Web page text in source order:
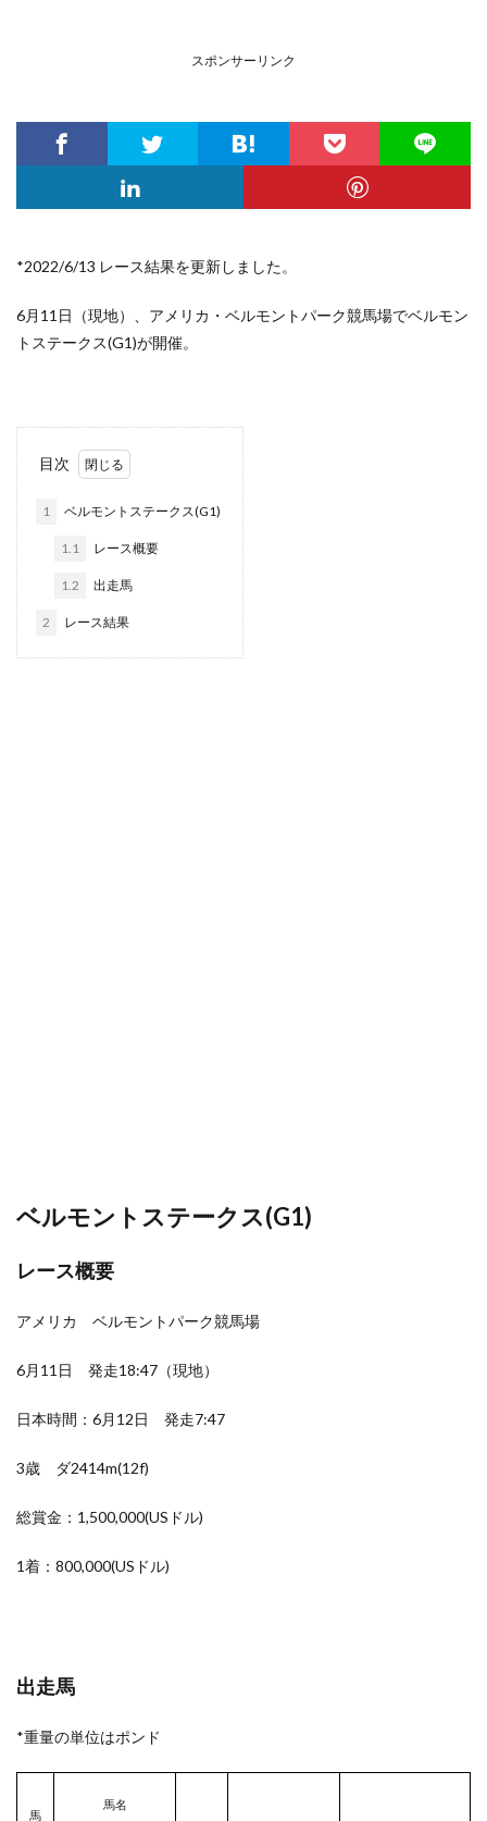
スポンサーリンク
*2022/6/13 レース結果を更新しました。
6月11日（現地）、アメリカ・ベルモントパーク競馬場でベルモン
トステークス(G1)が開催。
目次
1 ベルモントステークス(G1)
1.1 レース概要
1.2 出走馬
2 レース結果
ベルモントステークス(G1)
レース概要
アメリカ ベルモントパーク競馬場
6月11日 発走18:47（現地）
日本時間：6月12日 発走7:47
3歳 ダ2414m(12f)
総賞金：1,500,000(USドル)
1着：800,000(USドル)
出走馬
*重量の単位はポンド
馬
馬名